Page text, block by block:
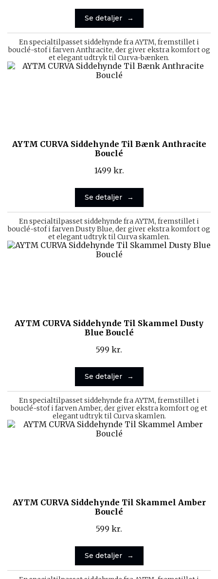
Se detaljer
AYTM CURVA Siddehynde Til Bænk Anthracite
Bouclé
En specialtilpasset siddehynde fra AYTM, fremstillet i
bouclé-stof i farven Anthracite, der giver ekstra komfort og
et elegant udtryk til Curva-bænken.
1499 kr.
Se detaljer
AYTM CURVA Siddehynde Til Skammel Dusty
Blue Bouclé
En specialtilpasset siddehynde fra AYTM, fremstillet i
bouclé-stof i farven Dusty Blue, der giver ekstra komfort og
et elegant udtryk til Curva skamlen.
599 kr.
Se detaljer
AYTM CURVA Siddehynde Til Skammel Amber
Bouclé
En specialtilpasset siddehynde fra AYTM, fremstillet i
bouclé-stof i farven Amber, der giver ekstra komfort og et
elegant udtryk til Curva skamlen.
599 kr.
Se detaljer